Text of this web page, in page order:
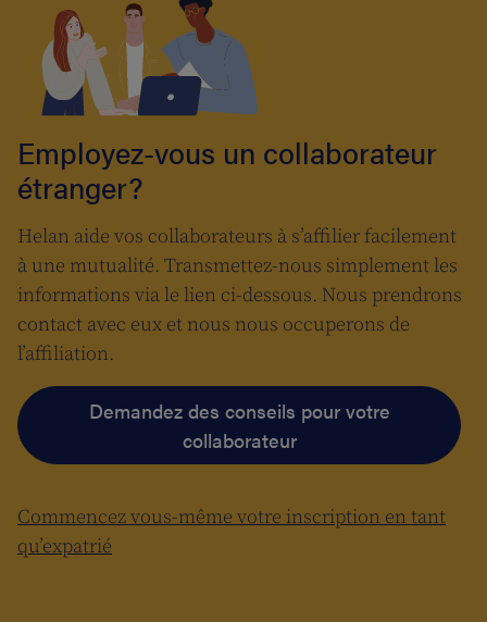
Employez-vous un collaborateur
étranger?
Helan aide vos collaborateurs à s’affilier facilement
à une mutualité. Transmettez-nous simplement les
informations via le lien ci-dessous. Nous prendrons
contact avec eux et nous nous occuperons de
l’affiliation.
Demandez des conseils pour votre
collaborateur
Commencez vous-même votre inscription en tant
qu’expatrié